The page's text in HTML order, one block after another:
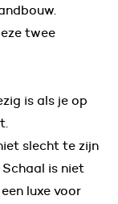
twee
is als je op
slecht te zijn
is niet
luxe voor